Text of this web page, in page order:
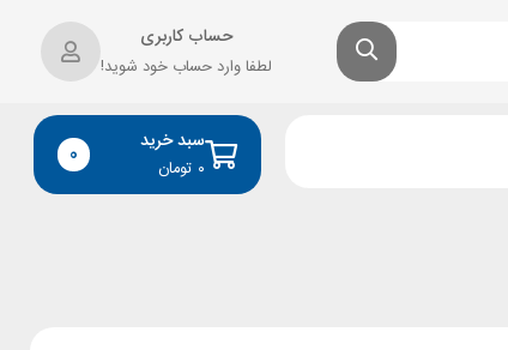
حساب کاربری
لطفا وارد حساب خود شوید!
سبد خرید
تومان ۰ 0